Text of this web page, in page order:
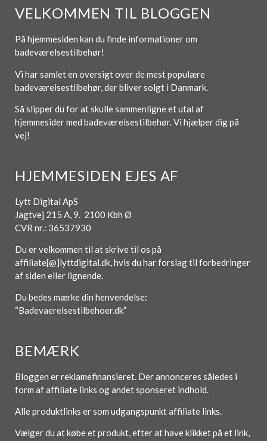
VELKOMMEN TIL BLOGGEN
På hjemmesiden kan du finde informationer om
badeværelsestilbehør!
Vi har samlet en oversigt over de mest populære
badeværelsestilbehør, der bliver solgt i Danmark.
Så slipper du for at skulle sammenligne et utal af
hjemmesider med badeværelsestilbehør. Vi hjælper dig på
vej!
HJEMMESIDEN EJES AF
Lytt Digital ApS
Jagtvej 215 A, 9. 2100 Kbh Ø
CVR nr.: 36537930
Du er velkommen til at skrive til os på
affiliate[@]lyttdigital.dk, hvis du har forslag til forbedringer
af siden eller lignende.
Du bedes mærke din henvendelse:
“Badevaerelsestilbehoer.dk”
BEMÆRK
Bloggen er reklamefinansieret. Der annonceres således i
form af affiliate links og andet sponseret indhold.
Alle produktlinks er som udgangspunkt affiliate links.
Vælger du at købe et produkt, efter at have klikket på et link,